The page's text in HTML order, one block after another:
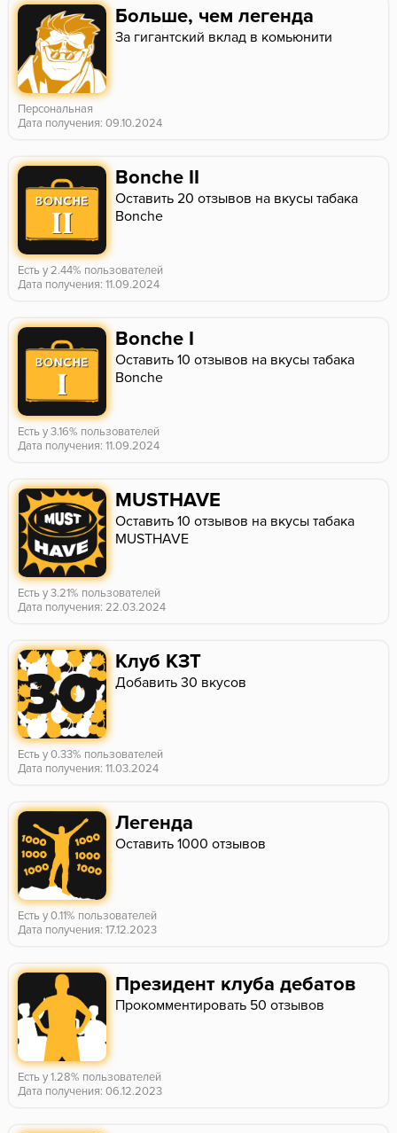
Больше, чем легенда
За гигантский вклад в комьюнити
Персональная
Дата получения: 09.10.2024
Bonche II
Оставить 20 отзывов на вкусы табака
Bonche
Есть у 2.44% пользователей
Дата получения: 11.09.2024
Bonche I
Оставить 10 отзывов на вкусы табака
Bonche
Есть у 3.16% пользователей
Дата получения: 11.09.2024
MUSTHAVE
Оставить 10 отзывов на вкусы табака
MUSTHAVE
Есть у 3.21% пользователей
Дата получения: 22.03.2024
Клуб КЗТ
Добавить 30 вкусов
Есть у 0.33% пользователей
Дата получения: 11.03.2024
Легенда
Оставить 1000 отзывов
Есть у 0.11% пользователей
Дата получения: 17.12.2023
Президент клуба дебатов
Прокомментировать 50 отзывов
Есть у 1.28% пользователей
Дата получения: 06.12.2023